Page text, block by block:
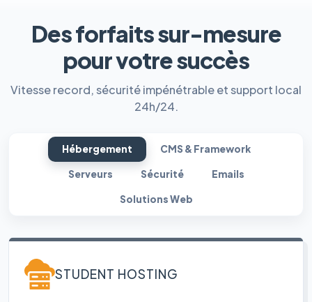
Des forfaits sur-mesure
pour votre succès
Vitesse record, sécurité impénétrable et support local
24h/24.
Hébergement CMS & Framework
Serveurs Sécurité Emails
Solutions Web
STUDENT HOSTING